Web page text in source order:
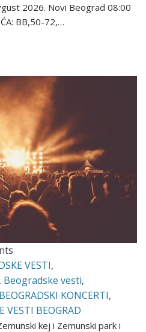
2026. Novi Beograd 08:00
BB,50-72,…
VESTI,
, Beogradske vesti,
BEOGRADSKI KONCERTI,
VESTI BEOGRAD
kej i Zemunski park i